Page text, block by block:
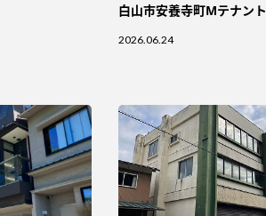
白山市安養寺町Mテナント
2026.06.24